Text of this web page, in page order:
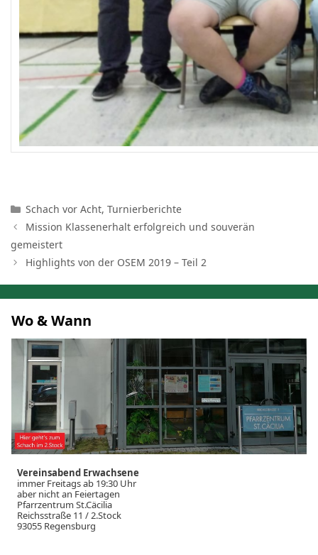
Kategorien
Schach vor Acht,Turnierberichte
Mission Klassenerhalt erfolgreich und souverän
gemeistert
Highlights von der OSEM 2019 – Teil 2
Wo & Wann
Vereinsabend Erwachsene
immer Freitags ab 19:30 Uhr
aber nicht an Feiertagen
Pfarrzentrum St.Cäcilia
Reichsstraße 11 / 2.Stock
93055 Regensburg